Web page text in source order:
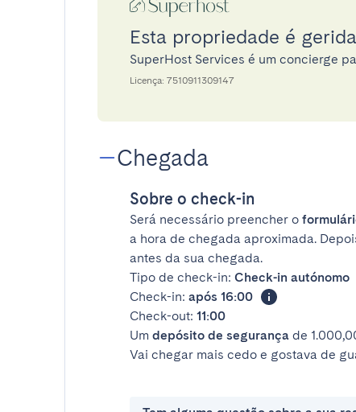
Esta propriedade é
SuperHost Services é um concierge
Licença: 7510911309147
Chegada
Sobre o check-in
Será necessário preencher o
a hora de chegada aproximada.
antes da sua chegada.
Tipo de check-in: Check-in autónomo
Check-in: após 16:00
Check-out: 11:00
Um depósito de segurança de
Vai chegar mais cedo e gostava de